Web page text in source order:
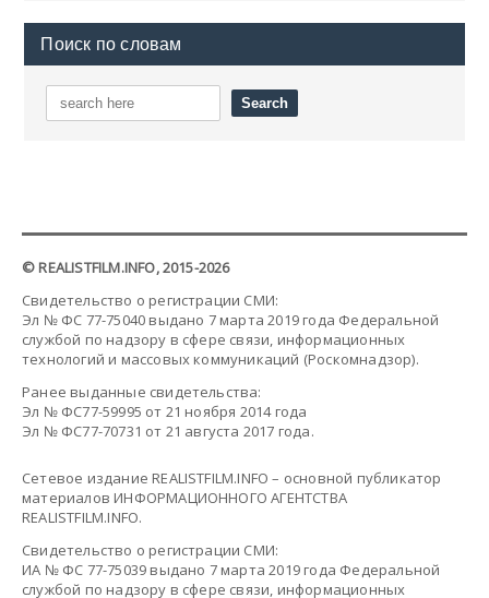
Поиск по словам
© REALISTFILM.INFO, 2015-2026
Свидетельство о регистрации СМИ:
Эл № ФС 77-75040 выдано 7 марта 2019 года Федеральной
службой по надзору в сфере связи, информационных
технологий и массовых коммуникаций (Роскомнадзор).
Ранее выданные свидетельства:
Эл № ФС77-59995 от 21 ноября 2014 года
Эл № ФС77-70731 от 21 августа 2017 года.
Сетевое издание REALISTFILM.INFO – основной публикатор
материалов ИНФОРМАЦИОННОГО АГЕНТСТВА
REALISTFILM.INFO.
Свидетельство о регистрации СМИ:
ИА № ФС 77-75039 выдано 7 марта 2019 года Федеральной
службой по надзору в сфере связи, информационных